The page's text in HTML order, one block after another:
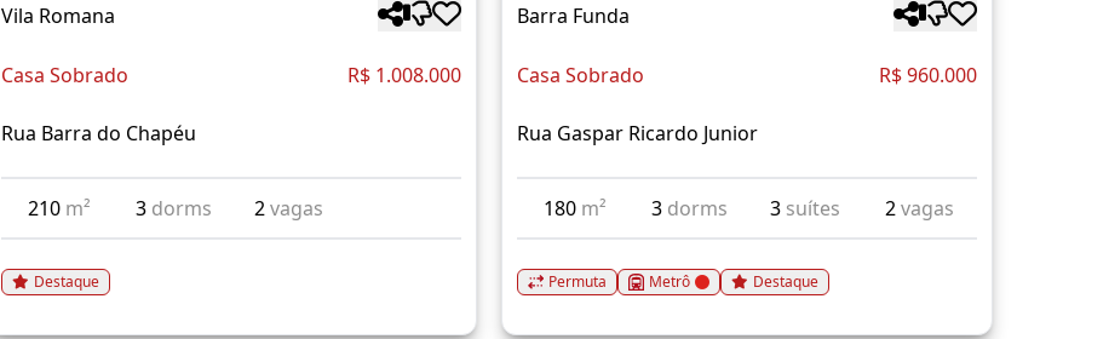
Vila Romana
Casa Sobrado R$ 1.008.000
Rua Barra do Chapéu
210 m² 3 dorms 2vagas
Destaque
Barra Funda
Casa Sobrado R$ 960.000
Rua Gaspar Ricardo Junior
180 m² 3 dorms 3 suítes 2vagas
Permuta Metrô Destaque